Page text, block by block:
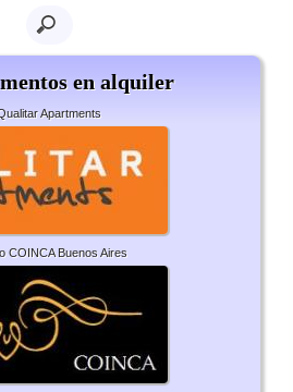
en alquiler
Apartments
COINCA Buenos Aires